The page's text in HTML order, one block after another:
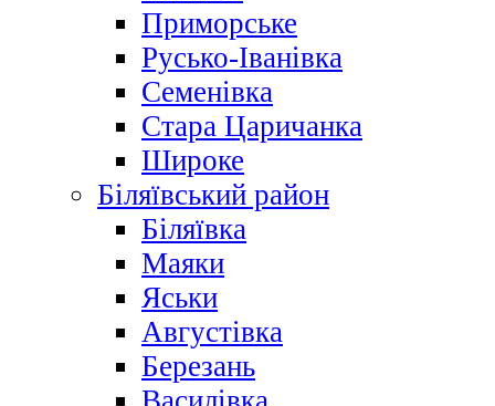
Приморське
Русько-Іванівка
Семенівка
Стара Царичанка
Широке
Біляївський район
Біляївка
Маяки
Яськи
Августівка
Березань